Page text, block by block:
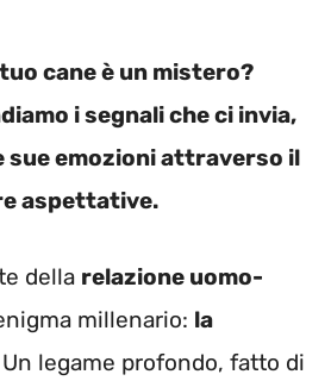
cane è un mistero?
i segnali che ci invia,
emozioni attraverso il
aspettative.
della relazione uomo-
millenario: la
Un legame profondo, fatto di